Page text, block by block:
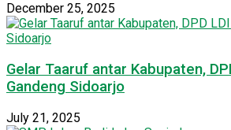
December 25, 2025
Gelar Taaruf antar Kabupaten,
Gandeng Sidoarjo
July 21, 2025